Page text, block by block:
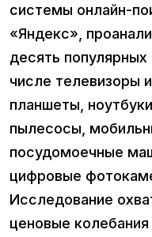
системы онлайн-
«Яндекс»,
десять
числе телевизоры
планшеты,
пылесосы,
посудомоечные
цифровые
Исследование
ценовые колебания